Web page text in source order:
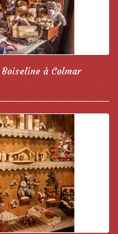
à Colmar